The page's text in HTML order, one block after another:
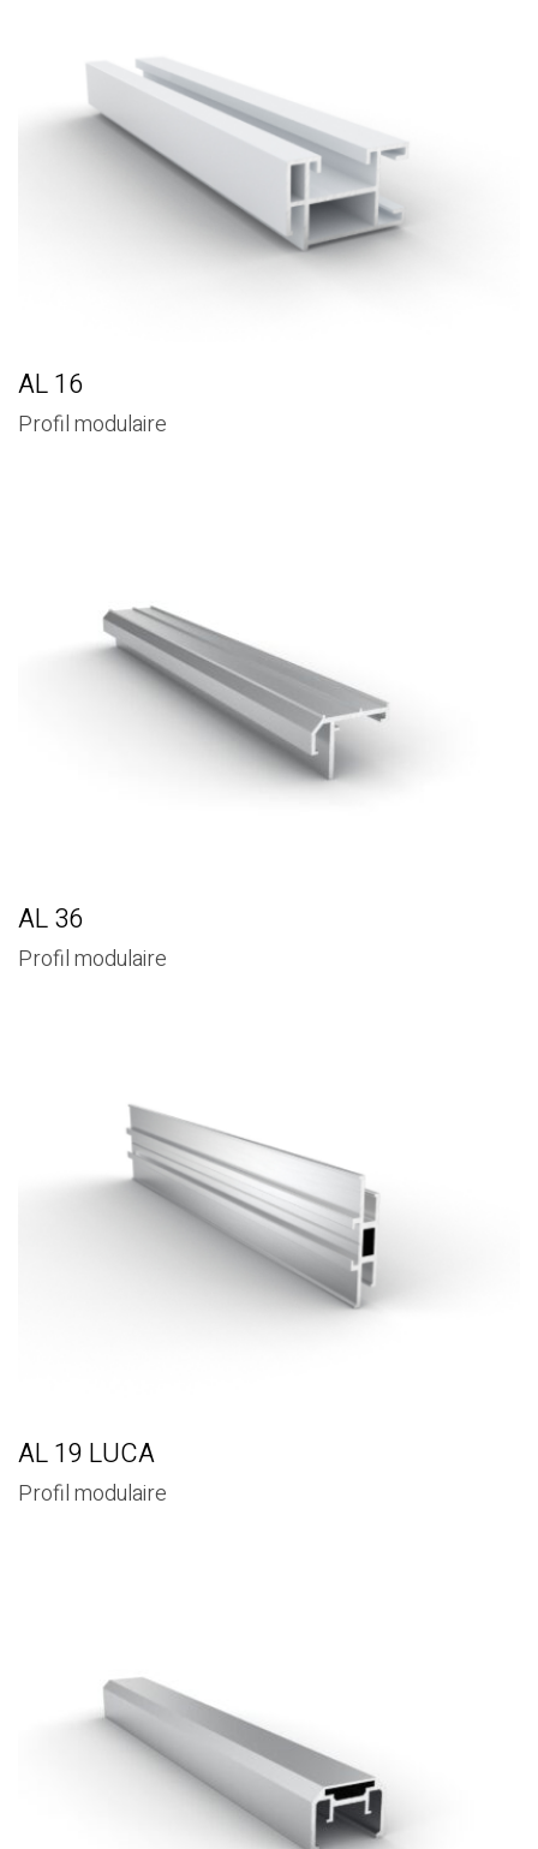
AL 16
Profil modulaire
AL 36
Profil modulaire
AL 19 LUCA
Profil modulaire